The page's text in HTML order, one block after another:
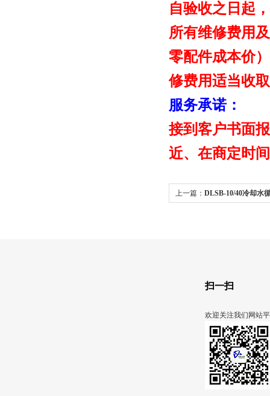
自验收之日起
所有维修费用
零配件成本价
修费用适当收
服务承诺：
接到客户书面
近、在商定时
上一篇： DLSB-10/40冷却水
扫一扫
欢迎关注我们网站